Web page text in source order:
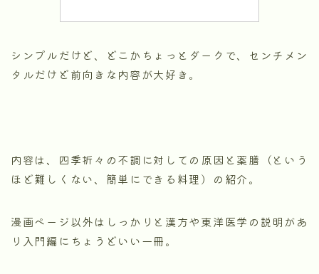
シンプルだけど、どこかちょっとダークで、センチメン
タルだけど前向きな内容が大好き。
内容は、四季折々の不調に対しての原因と薬膳（という
ほど難しくない、簡単にできる料理）の紹介。
漫画ページ以外はしっかりと漢方や東洋医学の説明があ
り入門編にちょうどいい一冊。